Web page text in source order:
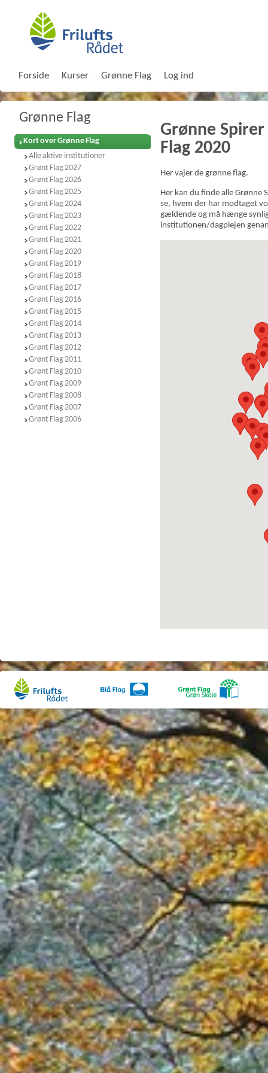
Grønne
Flag 2020
Her vajer de grønne flag.
Her kan du finde alle Grønne
se, hvem der har modtaget
gældende og må hænge
institutionen/dagplejen
Grønne Flag
Kort over Grønne Flag
Alle aktive institutioner
Grønt Flag 2027
Grønt Flag 2026
Grønt Flag 2025
Grønt Flag 2024
Grønt Flag 2023
Grønt Flag 2022
Grønt Flag 2021
Grønt Flag 2020
Grønt Flag 2019
Grønt Flag 2018
Grønt Flag 2017
Grønt Flag 2016
Grønt Flag 2015
Grønt Flag 2014
Grønt Flag 2013
Grønt Flag 2012
Grønt Flag 2011
Grønt Flag 2010
Grønt Flag 2009
Grønt Flag 2008
Grønt Flag 2007
Grønt Flag 2006
Forside Kurser Grønne Flag Log ind